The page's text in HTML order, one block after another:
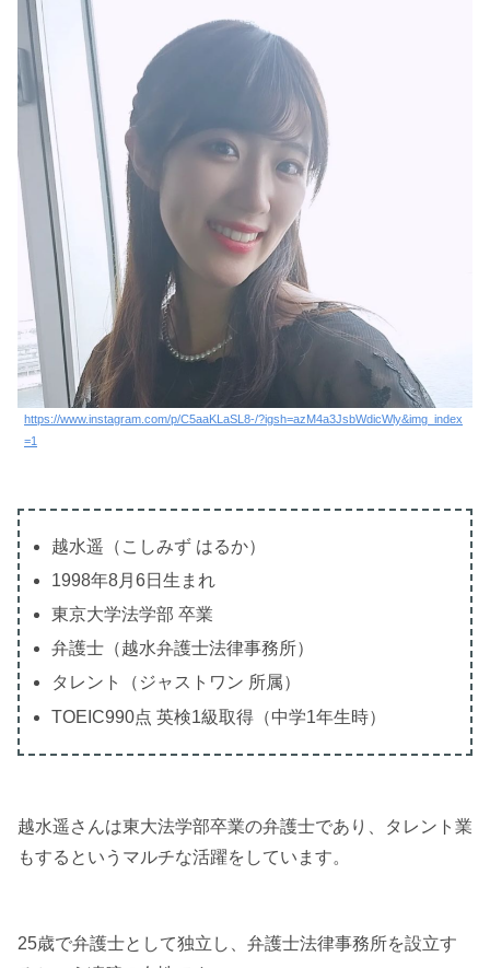
https://www.instagram.com/p/C5aaKLaSL8-/?igsh=azM4a3JsbWdicWly&img_index
=1
越水遥（こしみず はるか）
1998年8月6日生まれ
東京大学法学部 卒業
弁護士（越水弁護士法律事務所）
タレント（ジャストワン 所属）
TOEIC990点 英検1級取得（中学1年生時）
越水遥さんは東大法学部卒業の弁護士であり、タレント業
もするというマルチな活躍をしています。
25歳で弁護士として独立し、弁護士法律事務所を設立す